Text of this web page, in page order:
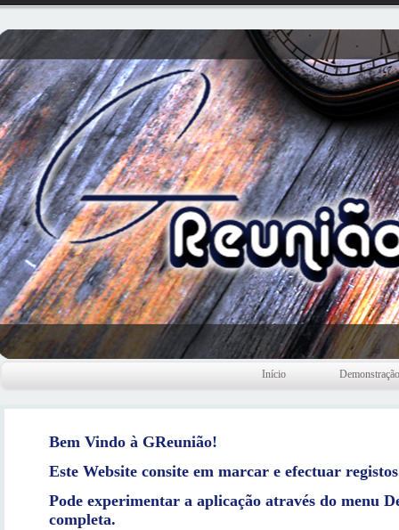
Início Demonstração
Bem Vindo à GReunião!
Este Website consite em marcar e efectuar
Pode experimentar a aplicação através do menu
completa.